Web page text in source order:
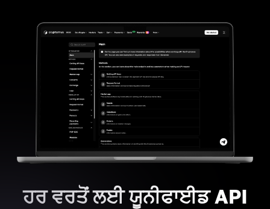
ਹਰ ਵਰਤੋਂ ਲਈ ਯੂਨੀਫਾਈਡ API